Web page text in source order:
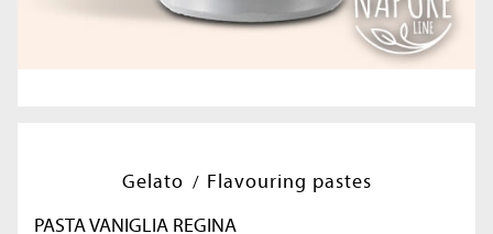
Gelato
Flavouring pastes
PASTA VANIGLIA REGINA